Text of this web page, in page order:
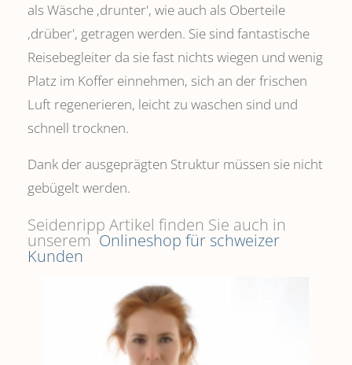
als Wäsche ,drunter', wie auch als Oberteile
‚drüber', getragen werden. Sie sind fantastische
Reisebegleiter da sie fast nichts wiegen und wenig
Platz im Koffer einnehmen, sich an der frischen
Luft regenerieren, leicht zu waschen sind und
schnell trocknen.
Dank der ausgeprägten Struktur müssen sie nicht
gebügelt werden.
Seidenripp Artikel finden Sie auch in
unserem Onlineshop für schweizer
Kunden